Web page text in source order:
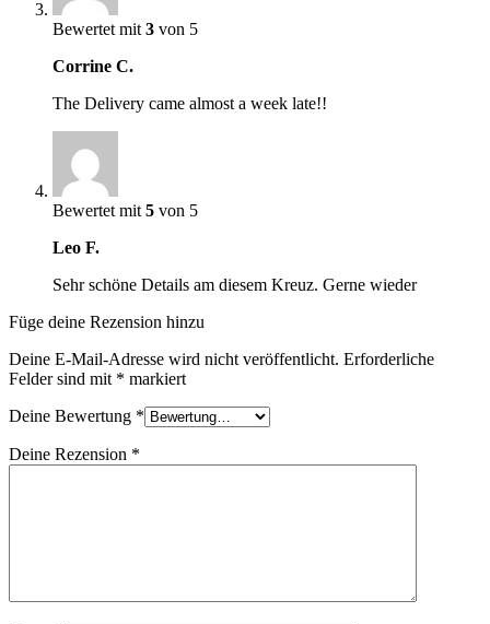
Bewertet mit 3 von 5
Corrine C.
The Delivery came almost a week late!!
Bewertet mit 5 von 5
Leo F.
Sehr schöne Details am diesem Kreuz. Gerne wieder
Füge deine Rezension hinzu
Deine E-Mail-Adresse wird nicht veröffentlicht. Erforderliche
Felder sind mit * markiert
Deine Bewertung *
Deine Rezension *